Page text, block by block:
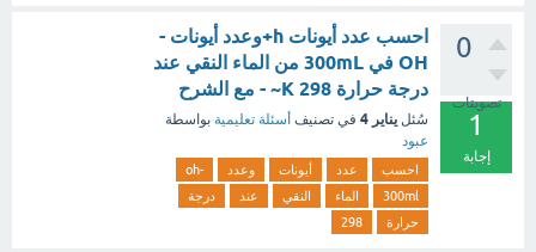
0
تصويتات
1
إجابة
احسب عدد أيونات h+وعدد أيونات -
OH في 300mL من الماء النقي عند
درجة حرارة K 298~ - مع الشرح
سُئل يناير 4 في تصنيف أسئلة تعليمية بواسطة
عبود
احسب عدد أيونات وعدد
-oh
300ml
الماء النقي عند
درجة
حرارة
298